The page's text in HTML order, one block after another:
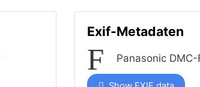
Exif-Metadaten
Panasonic DMC-